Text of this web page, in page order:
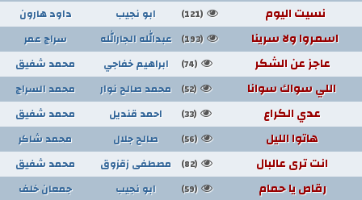
نسيت اليوم (121) ابو نجيب داود هارون
اسمروا ولا سرينا (193) عبدالله الجارالله سراج عمر
عاجز عن الشكر (74) ابراهيم خفاجي محمد شفيق
اللي سواك سوانا (52) محمد صالح نوار محمد السراج
عدي الكراع (33) احمد قنديل محمد شفيق
هاتوا الليل (56) صالح جلال محمد شاكر
انت ترى عالبال (82) مصطفى زقزوق محمد شفيق
رقاص يا حمام (59) ابو نجيب جمعان خلف